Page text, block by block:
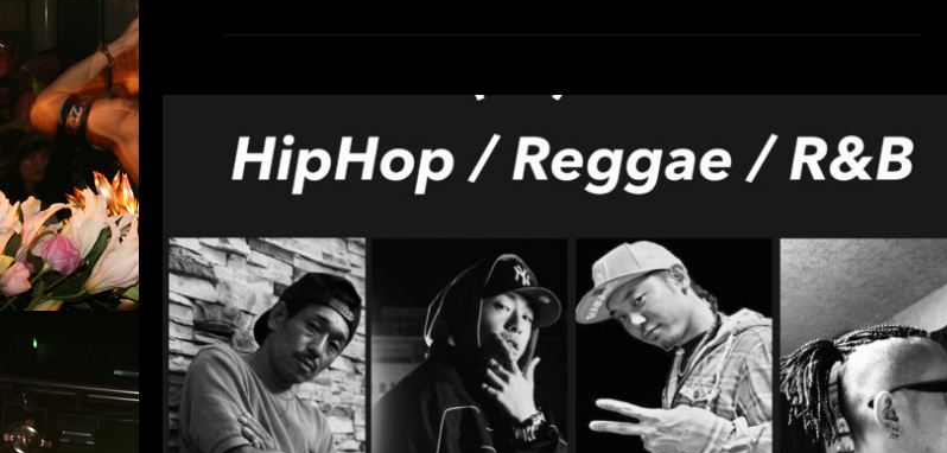
HipHop / REGGAE / R&B
2021年1月18日
club COCOA
コメントは受け付けていません
1月30日(土) HipHop / REGGAE / R&B open 22:00～ [DJ] DJ MAKKO (Growdust